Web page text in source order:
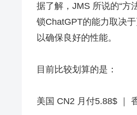
据了解，JMS 所说的“方
锁ChatGPT的能力取决
以确保良好的性能。
目前比较划算的是：
美国 CN2 月付5.88$ ｜